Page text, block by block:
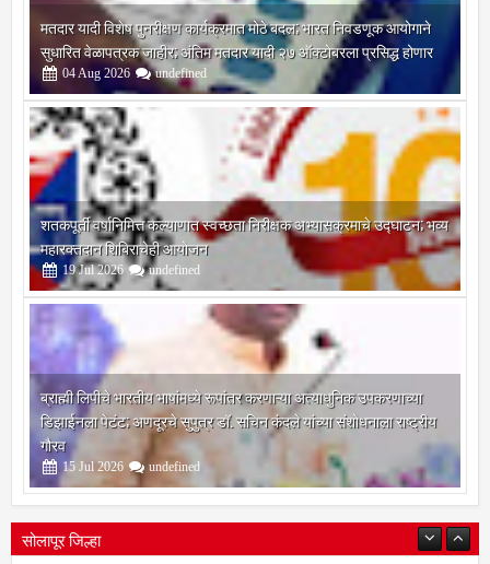
मतदार यादी विशेष पुनरीक्षण कार्यक्रमात मोठे बदल; भारत निवडणूक आयोगाने
सुधारित वेळापत्रक जाहीर; अंतिम मतदार यादी २७ ऑक्टोबरला प्रसिद्ध होणार
04Aug 2026 undefined
शतकपूर्ती वर्षानिमित्त कल्याणात स्वच्छता निरीक्षक अभ्यासक्रमाचे उद्घाटन; भव्य
महारक्तदान शिबिराचेही आयोजन
19 Jul 2026 undefined
ब्राह्मी लिपीचे भारतीय भाषांमध्ये रूपांतर करणाऱ्या अत्याधुनिक उपकरणाच्या
डिझाईनला पेटंट; अणदूरचे सुपुत्र डॉ. सचिन कंदले यांच्या संशोधनाला राष्ट्रीय
गौरव
15 Jul 2026 undefined
सोलापूर जिल्हा